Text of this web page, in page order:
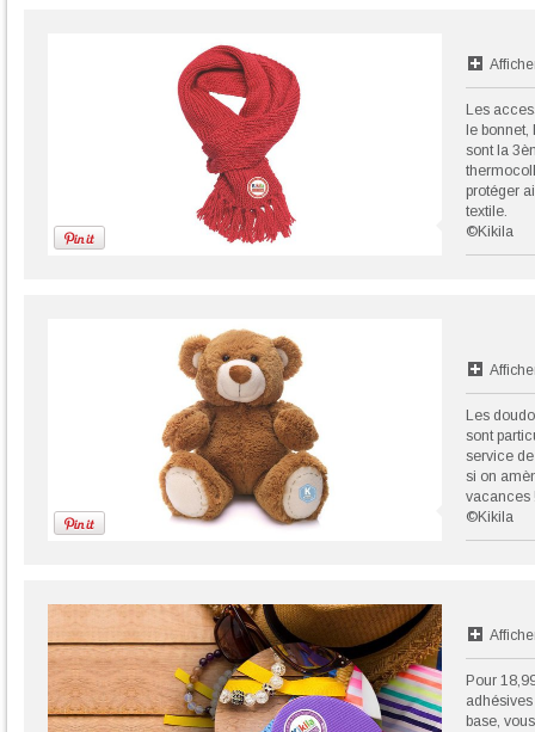
Les
le
sont la
protéger
textile.
©Kikila
Les
sont
service
si on
vacances
©Kikila
Pour
base,